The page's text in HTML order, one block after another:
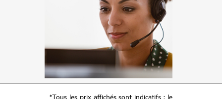
*Tous les prix affichés sont indicatifs ; le